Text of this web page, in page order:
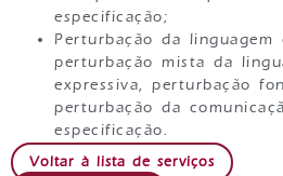
especificação;
Perturbação da linguagem
perturbação mista da
expressiva, perturbação
perturbação da
especificação.
Voltar à lista de serviços